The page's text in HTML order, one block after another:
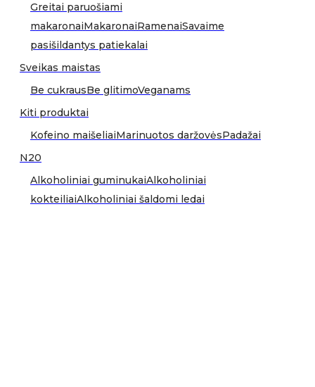
Greitai paruošiami
makaronaiMakaronaiRamenaiSavaime
pasišildantys patiekalai
Sveikas maistas
Be cukrausBe glitimoVeganams
Kiti produktai
Kofeino maišeliaiMarinuotos daržovėsPadažai
N20
Alkoholiniai guminukaiAlkoholiniai
kokteiliaiAlkoholiniai šaldomi ledai